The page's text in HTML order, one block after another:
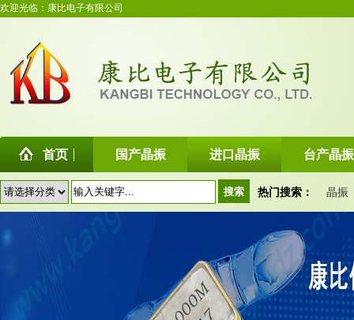
欢迎光临：康比电子有限公司
首页 国产晶振 进口晶振 台产晶振
热门搜索： 晶振